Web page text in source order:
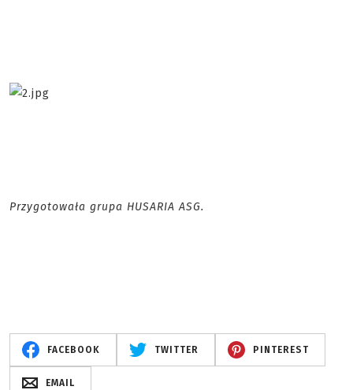
Przygotowała grupa HUSARIA ASG.
FACEBOOK TWITTER PINTEREST
EMAIL